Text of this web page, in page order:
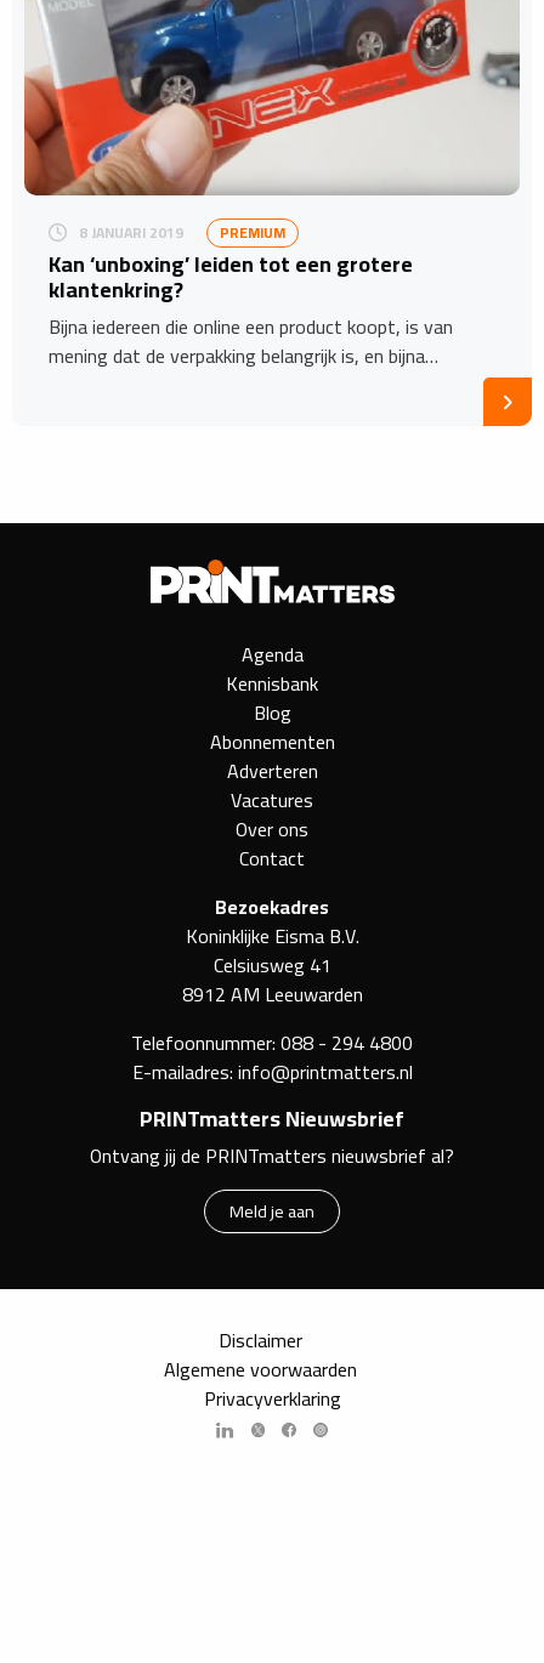
8 JANUARI 2019 PREMIUM
Kan ‘unboxing’ leiden tot een grotere
klantenkring?
Bijna iedereen die online een product koopt, is van
mening dat de verpakking belangrijk is, en bijna…
Agenda
Kennisbank
Blog
Abonnementen
Adverteren
Vacatures
Over ons
Contact
Bezoekadres
Koninklijke Eisma B.V.
Celsiusweg 41
8912 AM Leeuwarden
Telefoonnummer:088 - 294 4800
E-mailadres:info@printmatters.nl
PRINTmatters Nieuwsbrief
Ontvang jij de PRINTmatters nieuwsbrief al?
Meld je aan
Disclaimer
Algemene voorwaarden
Privacyverklaring